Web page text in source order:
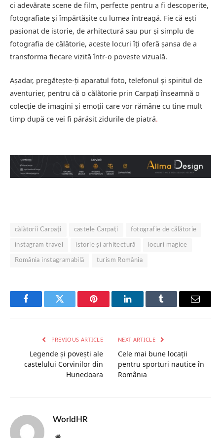
ci adevărate scene de film, perfecte pentru a fi descoperite,
fotografiate și împărtășite cu lumea întreagă. Fie că ești
pasionat de istorie, de arhitectură sau pur și simplu de
fotografia de călătorie, aceste locuri îți oferă șansa de a
transforma fiecare vizită într-o poveste vizuală.
Așadar, pregătește-ți aparatul foto, telefonul și spiritul de
aventurier, pentru că o călătorie prin Carpați înseamnă o
colecție de imagini și emoții care vor rămâne cu tine mult
timp după ce vei fi părăsit zidurile de piatră.
călătorii Carpați castele Carpați fotografie de călătorie
instagram travel istorie și arhitectură locuri magice
România instagramabilă turism România
FacebookTwitter Pinterest LinkedInTumblr Email
PREVIOUS ARTICLE
Legende și povești ale
castelului Corvinilor din
Hunedoara
NEXT ARTICLE
Cele mai bune locații
pentru sporturi nautice în
România
WorldHR
Website